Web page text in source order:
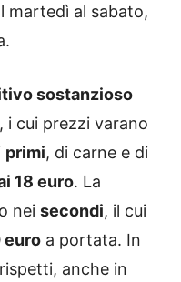
martedì al sabato,
sostanzioso
cui prezzi varano
primi, di carne e di
18 euro. La
nei secondi, il cui
euro a portata. In
anche in